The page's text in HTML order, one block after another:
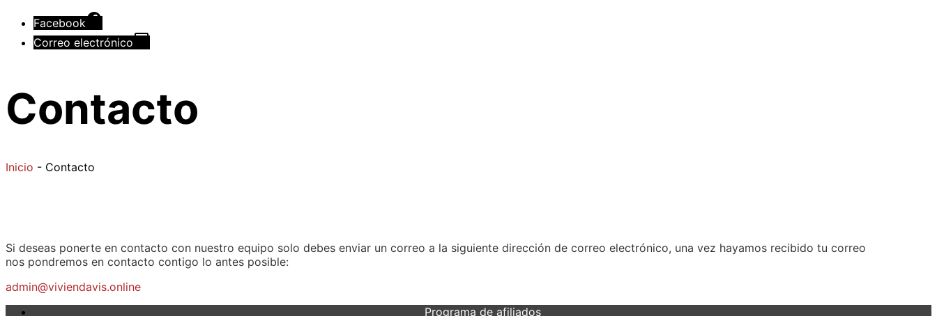
Facebook
Correo electrónico
Contacto
Inicio - Contacto
Si deseas ponerte en contacto con nuestro equipo solo debes enviar un correo a la siguiente dirección de correo electrónico, una vez hayamos recibido tu correo
nos pondremos en contacto contigo lo antes posible:
admin@viviendavis.online
Programa de afiliados